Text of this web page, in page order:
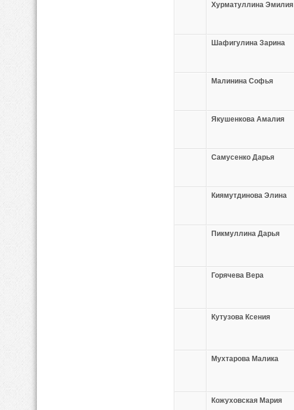
Хурматуллина Эмилия
Шафигулина Зарина
Малинина Софья
Якушенкова Амалия
Самусенко Дарья
Киямутдинова Элина
Пикмуллина Дарья
Горячева Вера
Кутузова Ксения
Мухтарова Малика
Кожуховская Мария